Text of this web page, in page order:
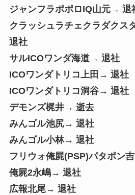
ジャンフラポポロIQ山元→ 退
クラッシュラチェクラダクス
退社
サルICOワンダ海道→ 退社
ICOワンダトリコ上田→ 退社
ICOワンダトリコ洞谷→ 退社
デモンズ梶井→ 逝去
みんゴル池尻→ 退社
みんゴル小林→ 退社
フリウォ俺屍(PSP)パタポン
俺屍2永嶋→ 退社
広報北尾→ 退社